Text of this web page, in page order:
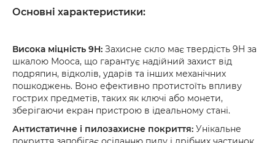
Основні характеристики:
Висока міцність 9H: Захисне скло має твердість 9H за
шкалою Мооса, що гарантує надійний захист від
подряпин, відколів, ударів та інших механічних
пошкоджень. Воно ефективно протистоїть впливу
гострих предметів, таких як ключі або монети,
зберігаючи екран пристрою в ідеальному стані.
Антистатичне і пилозахисне покриття: Унікальне